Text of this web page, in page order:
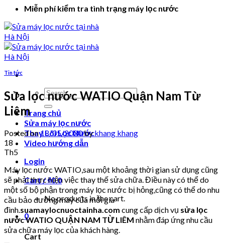
Miễn phí kiểm tra tình trạng máy lọc nước
Search
for:
Trang chủ
Sửa máy lọc nước
Thay Lõi Lọc Nước
Video hướng dẫn
Login
Cart /₫00
No products in the cart.
0
Cart
Tin tức
Sửa lọc nước WATIO Quận Nam Từ
Liêm
Posted on18/05/2020bykhang khang
18
Th5
Máy lọc nước WATIO,sau một khoảng thời gian sử dụng cũng
sẽ phải thực hiện việc thay thế sửa chữa. Điều này có thể do
một số bộ phận trong máy lọc nước bị hỏng,cũng có thể do nhu
cầu bảo dưỡng máy của mỗi gia
đình.suamaylocnuoctainha.com cung cấp dịch vụ sửa lọc
nước WATIO QUẬN NAM TỪ LIÊM nhằm đáp ứng nhu cầu
sửa chữa máy lọc của khách hàng.